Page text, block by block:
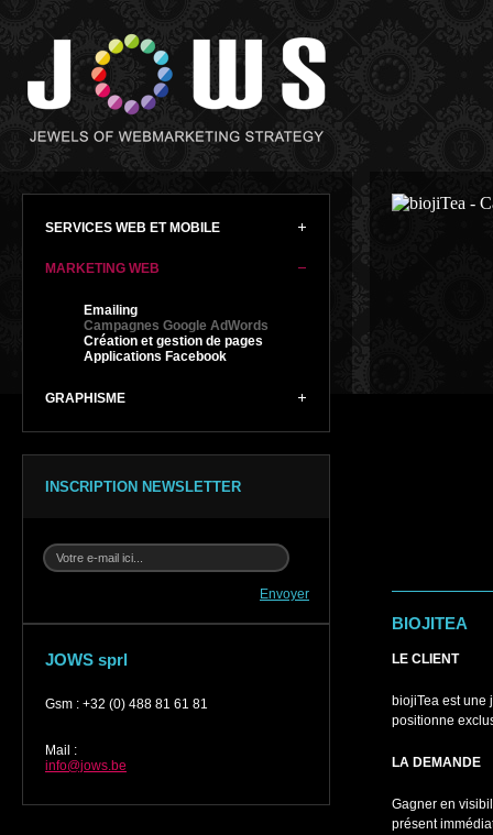
SERVICES WEB ET MOBILE
MARKETING WEB
Emailing
Campagnes Google AdWords
Création et gestion de pages
Applications Facebook
GRAPHISME
INSCRIPTION NEWSLETTER
Envoyer
JOWS sprl
Gsm : +32 (0) 488 81 61 81
Mail :
info@jows.be
BIOJITEA
LE CLIENT
biojiTea est une
positionne
LA DEMANDE
Gagner en
présent